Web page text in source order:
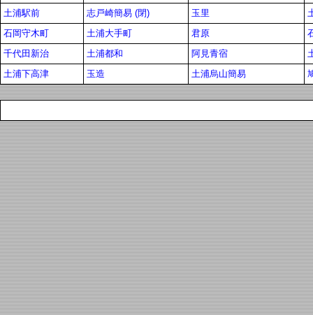
土浦駅前
志戸崎簡易 (閉) 玉里
石岡守木町
土浦大手町 君原
千代田新治
土浦都和 阿見青宿
土浦下高津
玉造 土浦烏山簡易